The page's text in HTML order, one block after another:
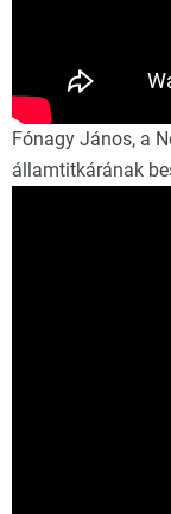
Fónagy János, a
államtitkárának